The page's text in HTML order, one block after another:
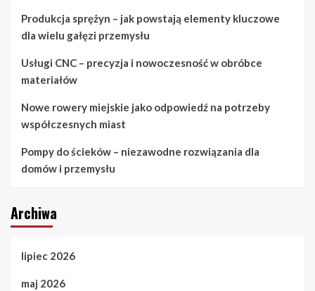
Produkcja sprężyn – jak powstają elementy kluczowe
dla wielu gałęzi przemysłu
Usługi CNC – precyzja i nowoczesność w obróbce
materiałów
Nowe rowery miejskie jako odpowiedź na potrzeby
współczesnych miast
Pompy do ścieków – niezawodne rozwiązania dla
domów i przemysłu
Archiwa
lipiec 2026
maj 2026